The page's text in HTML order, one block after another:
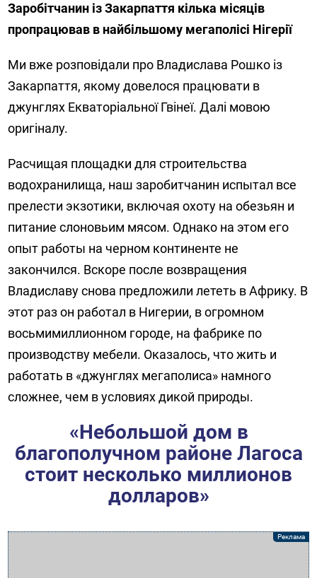
Заробітчанин із Закарпаття кілька місяців
пропрацював в найбільшому мегаполісі Нігерії
Ми вже розповідали про Владислава Рошко із
Закарпаття, якому довелося працювати в
джунглях Екваторіальної Гвінеї. Далі мовою
оригіналу.
Расчищая площадки для строительства
водохранилища, наш заробитчанин испытал все
прелести экзотики, включая охоту на обезьян и
питание слоновьим мясом. Однако на этом его
опыт работы на черном континенте не
закончился. Вскоре после возвращения
Владиславу снова предложили лететь в Африку. В
этот раз он работал в Нигерии, в огромном
восьмимиллионном городе, на фабрике по
производству мебели. Оказалось, что жить и
работать в «джунглях мегаполиса» намного
сложнее, чем в условиях дикой природы.
«Небольшой дом в
благополучном районе Лагоса
стоит несколько миллионов
долларов»